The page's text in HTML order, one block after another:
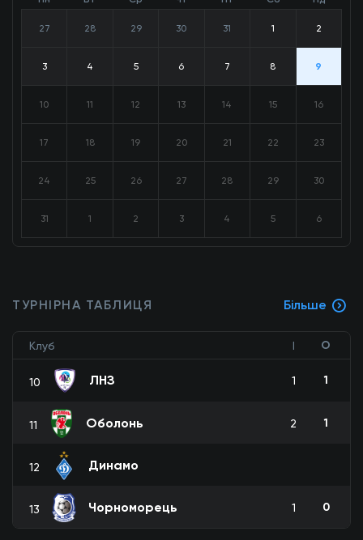
27 28 29 30 31 1 2
3 4 5 6 7 8 9
10 11 12 13 14 15 16
17 18 19 20 21 22 23
24 25 26 27 28 29 30
31 1 2 3 4 5 6
ТУРНІРНА ТАБЛИЦЯ Більше
Клуб І О
10 ЛНЗ 1 1
11 Оболонь 2 1
12 Динамо
13 Чорноморець 1 0